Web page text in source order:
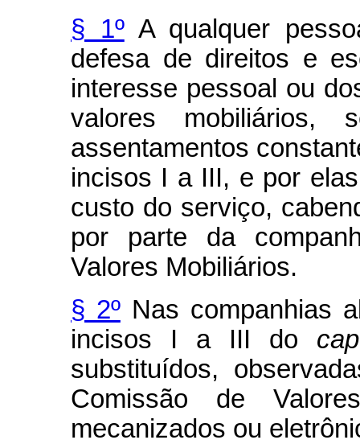
§ 1ºA qualquer
defesa de direitos e
interesse pessoal ou
valores mobiliários,
assentamentos
incisos I a III, e por
custo do serviço,
por parte da
Valores Mobiliários.
§ 2ºNas companhias
incisos I a III do
substituídos,
Comissão de
mecanizados ou